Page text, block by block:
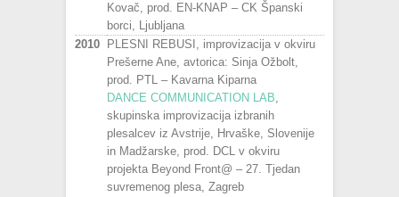
Kovač, prod. EN-KNAP – CK Španski
borci, Ljubljana
2010
PLESNI REBUSI, improvizacija v okviru
Prešerne Ane, avtorica: Sinja Ožbolt,
prod. PTL – Kavarna Kiparna
DANCE COMMUNICATION LAB,
skupinska improvizacija izbranih
plesalcev iz Avstrije, Hrvaške, Slovenije
in Madžarske, prod. DCL v okviru
projekta Beyond Front@ – 27. Tjedan
suvremenog plesa, Zagreb